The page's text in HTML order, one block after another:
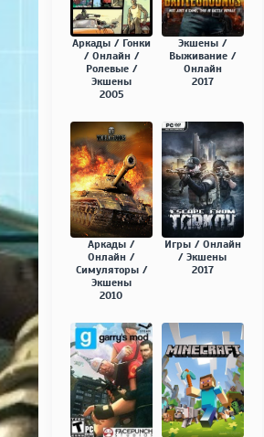
Аркады / Гонки
/ Онлайн /
Ролевые /
Экшены
2005
Экшены /
Выживание /
Онлайн
2017
Аркады /
Онлайн /
Симуляторы /
Экшены
2010
Игры / Онлайн
/ Экшены
2017